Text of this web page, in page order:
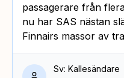
passagerare från
nu har SAS nästan
Finnairs massor av
Sv: Kallesändare